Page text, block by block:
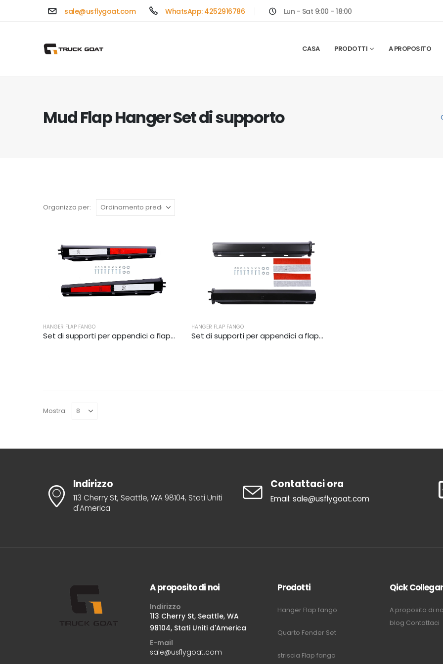
sale@usflygoat.com WhatsApp: 4252916786 Lun - Sat 9:00 - 18:00
CASA PRODOTTI A PROPOSITO
Mud Flap Hanger Set di supporto
Organizza per:
HANGER FLAP FANGO
Set di supporti per appendici a flap di fango dritto | XKJ-MFH-03-1/2
HANGER FLAP FANGO
Set di supporti per appendici a flap di fango in stile conico | XKJ-MFH-02-1/2
Mostra:
Indirizzo
113 Cherry St, Seattle, WA 98104, Stati Uniti
d'America
Contattaci ora
Email: sale@usflygoat.com
A proposito di noi
Indirizzo
113 Cherry St, Seattle, WA
98104, Stati Uniti d'America
E-mail
sale@usflygoat.com
Prodotti
Hanger Flap fango
Quarto Fender Set
striscia Flap fango
Qick
A proposito di
blog Contattaci